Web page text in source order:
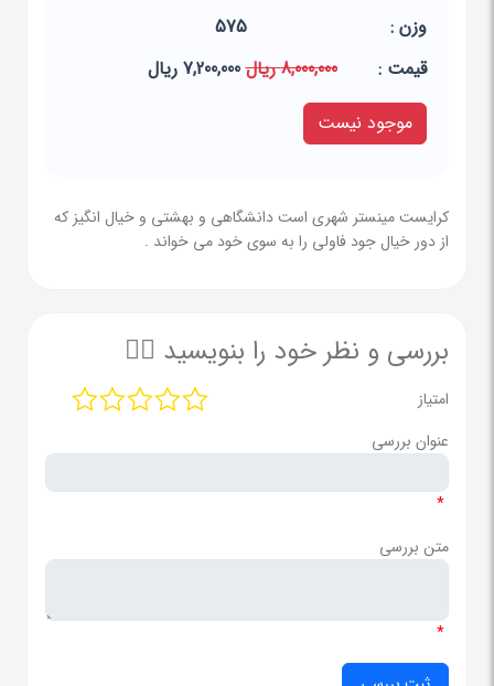
وزن :
575
قيمت :
8,000,000 ریال
7,200,000 ریال
موجود نیست
کرایست مینستر شهری است دانشگاهی و بهشتی و خیال انگیز که
از دور خیال جود فاولی را به سوی خود می خواند .
بررسی و نظر خود را بنویسید ✍🏻
امتیاز
عنوان بررسی
*
متن بررسی
*